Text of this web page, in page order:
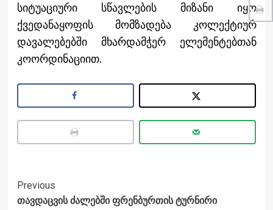
სიტუაციური სწავლების მიზანი იყო
ქვედანაყოფის მომზადება კოლექტიურ
დავალებებში მხარდამჭერ ელემენტებთან
კოორდინაციით.
Post
Previous
თავდაცვის ძალებში ფრენბურთის ტურნირი